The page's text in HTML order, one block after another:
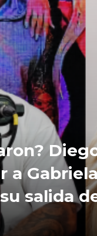
a
salida